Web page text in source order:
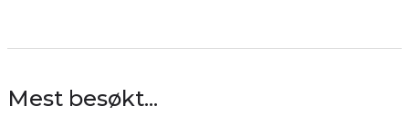
Mest besøkt...